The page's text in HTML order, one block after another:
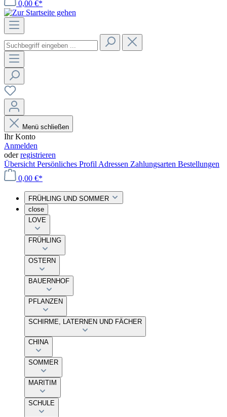
0,00 €*
Menü schließen
Ihr Konto
Anmelden
oderregistrieren
Übersicht Persönliches Profil Adressen Zahlungsarten Bestellungen
0,00 €*
FRÜHLING UND SOMMER
close
LOVE
FRÜHLING
OSTERN
BAUERNHOF
PFLANZEN
SCHIRME, LATERNEN UND FÄCHER
CHINA
SOMMER
MARITIM
SCHULE